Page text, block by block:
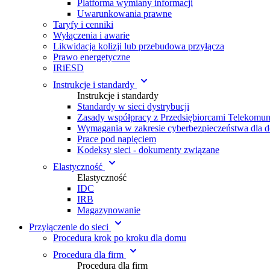
Platforma wymiany informacji
Uwarunkowania prawne
Taryfy i cenniki
Wyłączenia i awarie
Likwidacja kolizji lub przebudowa przyłącza
Prawo energetyczne
IRiESD
Instrukcje i standardy
Instrukcje i standardy
Standardy w sieci dystrybucji
Zasady współpracy z Przedsiębiorcami
Wymagania w zakresie cyberbezpieczeństwa dla
Prace pod napięciem
Kodeksy sieci - dokumenty związane
Elastyczność
Elastyczność
IDC
IRB
Magazynowanie
Przyłączenie do sieci
Procedura krok po kroku dla domu
Procedura dla firm
Procedura dla firm